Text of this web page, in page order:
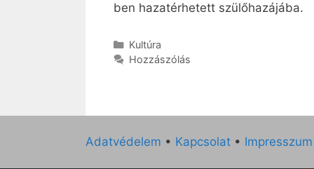
ben hazatérhetett szülőhazájába.
Kategória
Kultúra
Hozzászólás
Adatvédelem • Kapcsolat • Impresszum